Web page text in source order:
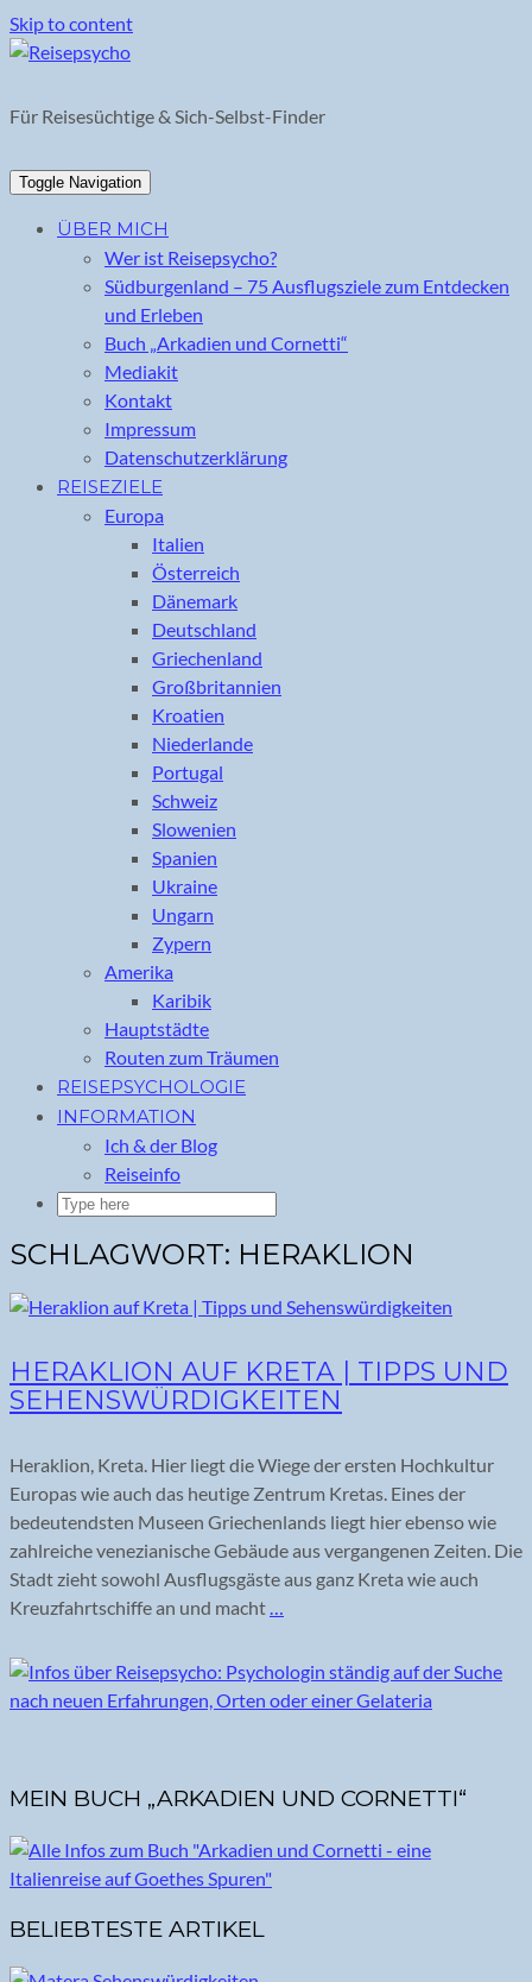
Skip to content
Für Reisesüchtige & Sich-Selbst-Finder
Toggle Navigation
ÜBER MICH
Wer ist Reisepsycho?
Südburgenland – 75 Ausflugsziele zum Entdecken
und Erleben
Buch „Arkadien und Cornetti“
Mediakit
Kontakt
Impressum
Datenschutzerklärung
REISEZIELE
Europa
Italien
Österreich
Dänemark
Deutschland
Griechenland
Großbritannien
Kroatien
Niederlande
Portugal
Schweiz
Slowenien
Spanien
Ukraine
Ungarn
Zypern
Amerika
Karibik
Hauptstädte
Routen zum Träumen
REISEPSYCHOLOGIE
INFORMATION
Ich & der Blog
Reiseinfo
SCHLAGWORT: HERAKLION
HERAKLION AUF KRETA | TIPPS UND
SEHENSWÜRDIGKEITEN
Heraklion, Kreta. Hier liegt die Wiege der ersten Hochkultur
Europas wie auch das heutige Zentrum Kretas. Eines der
bedeutendsten Museen Griechenlands liegt hier ebenso wie
zahlreiche venezianische Gebäude aus vergangenen Zeiten. Die
Stadt zieht sowohl Ausflugsgäste aus ganz Kreta wie auch
Kreuzfahrtschiffe an und macht
MEIN BUCH „ARKADIEN UND CORNETTI“
BELIEBTESTE ARTIKEL